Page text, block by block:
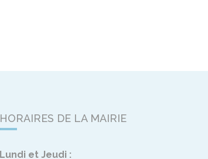
HORAIRES DE LA MAIRIE
Lundi et Jeudi :